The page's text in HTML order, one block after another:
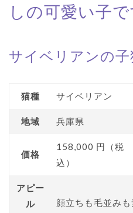
しの可愛い子で
サイベリアンの子
猫種 サイベリアン
地域 兵庫県
価格
158,000 円（税
込）
アピー
ル
顔立ちも毛並みも